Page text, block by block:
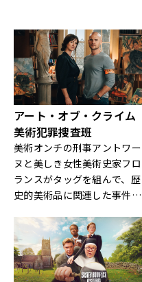
ズ。イングランド北東部を舞
台に、仕事中毒で部下に対し
て厳しい一面を持つ、言わば
鬼上司的な刑事ヴェラが、人
間の心の機微を深く読み取り
ながら事件を解決に導く！
アート・オブ・クライム
美術犯罪捜査班
美術オンチの刑事アントワー
ヌと美しき女性美術史家フロ
ランスがタッグを組んで、歴
史的美術品に関連した事件を
ステリー！